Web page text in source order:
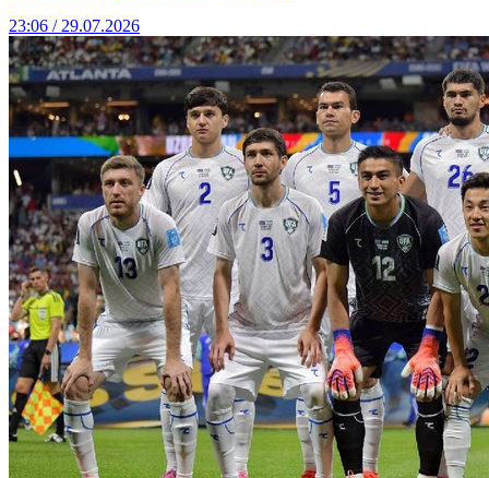
23:06 / 29.07.2026